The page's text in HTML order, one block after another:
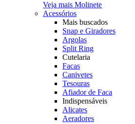
Veja mais Molinete
Acessórios
Mais buscados
Snap e Giradores
Argolas
Split Ring
Cutelaria
Facas
Canivetes
Tesouras
Afiador de Faca
Indispensáveis
Alicates
Aeradores